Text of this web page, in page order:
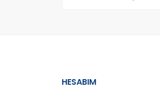
GönderHESABIM